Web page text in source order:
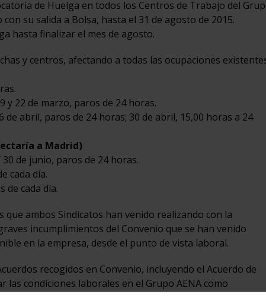
de Huelga en todos los Centros de Trabajo del
su salida a Bolsa, hasta el 31 de agosto de 2015.
hasta finalizar el mes de agosto.
y centros, afectando a todas las ocupaciones
y 22 de marzo, paros de 24 horas.
de abril, paros de 24 horas; 30 de abril, 15,00 horas a 24
a Madrid)
30 de junio, paros de 24 horas.
cada día.
de cada día.
ambos Sindicatos han venido realizando con la
incumplimientos del Convenio que se han venido
en la empresa, desde el punto de vista laboral.
recogidos en Convenio, incluyendo el Acuerdo de
condiciones laborales en el Grupo AENA como